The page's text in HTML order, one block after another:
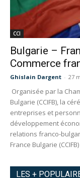
CCI
Bulgarie –
Commerce
Ghislain Dargent - 27
Organisée par la
Bulgarie (CCIFB), la
entreprises et
développement
relations franco-
France Bulgarie
LES +